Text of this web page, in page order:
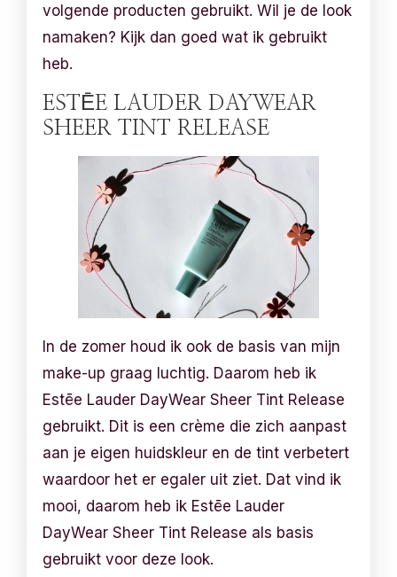
volgende producten gebruikt. Wil je de look
namaken? Kijk dan goed wat ik gebruikt
heb.
ESTĒE LAUDER DAYWEAR
SHEER TINT RELEASE
In de zomer houd ik ook de basis van mijn
make-up graag luchtig. Daarom heb ik
Estēe Lauder DayWear Sheer Tint Release
gebruikt. Dit is een crème die zich aanpast
aan je eigen huidskleur en de tint verbetert
waardoor het er egaler uit ziet. Dat vind ik
mooi, daarom heb ik Estēe Lauder
DayWear Sheer Tint Release als basis
gebruikt voor deze look.